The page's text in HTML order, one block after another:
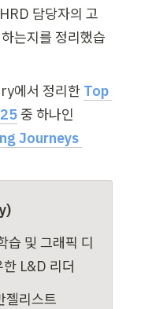
담당자의 고
는지를 정리했습
에서 정리한 Top
중 하나인
Journeys
습 및 그래픽 디
L&D 리더
리스트